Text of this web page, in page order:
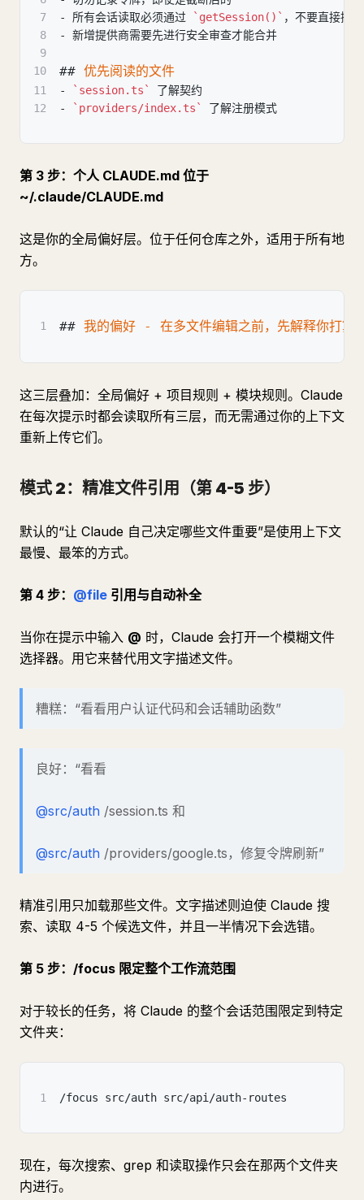
7
- 所有会话读取必须通过 `getSession()` ，不要直接操
8
-
新增提供商需要先进行安全审查才能合并
9
10
## 优先阅读的文件
11 - `session.ts`
了解契约
12
- `providers/index.ts` 了解注册模式
第 3 步：个人 CLAUDE.md 位于
~/.claude/CLAUDE.md
这是你的全局偏好层。位于任何仓库之外，适用于所有地
方。
1 ## 我的偏好 - 在多文件编辑之前，先解释你打
这三层叠加：全局偏好 + 项目规则 + 模块规则。Claude
在每次提示时都会读取所有三层，而无需通过你的上下文
重新上传它们。
模式 2：精准文件引用（第 4-5 步）
默认的“让 Claude 自己决定哪些文件重要”是使用上下文
最慢、最笨的方式。
第 4 步： @file 引用与自动补全
当你在提示中输入 @ 时，Claude 会打开一个模糊文件
选择器。用它来替代用文字描述文件。
糟糕：“看看用户认证代码和会话辅助函数”
良好：“看看
@src/auth /session.ts 和
@src/auth /providers/google.ts，修复令牌刷新”
精准引用只加载那些文件。文字描述则迫使 Claude 搜
索、读取 4-5 个候选文件，并且一半情况下会选错。
第 5 步：/focus 限定整个工作流范围
对于较长的任务，将 Claude 的整个会话范围限定到特定
文件夹：
1 /focus src/auth src/api/auth-routes
现在，每次搜索、grep 和读取操作只会在那两个文件夹
内进行。